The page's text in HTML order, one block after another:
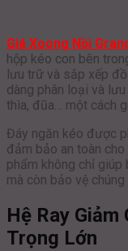
Giá Xoong Nồi
hộp kéo con bên
lưu trữ và sắp xếp
dàng phân loại và
thìa, đũa… một cách
Đáy ngăn kéo được
đảm bảo an toàn
phẩm không chỉ giúp
mà còn bảo vệ
Hệ Ray Giảm
Trọng Lớn